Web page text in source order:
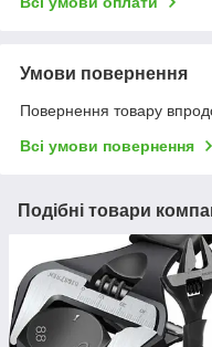
Умови повернення
Повернення товару
Всі умови повернення
Подібні товари